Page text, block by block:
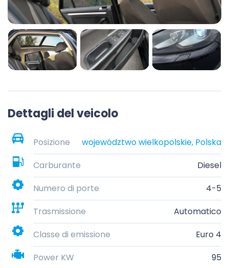
Dettagli del veicolo
Posizione
województwo wielkopolskie, Polska
Carburante
Diesel
Numero di porte
4-5
Trasmissione
Automatico
Classe di emissione
Euro 4
Power KW
95